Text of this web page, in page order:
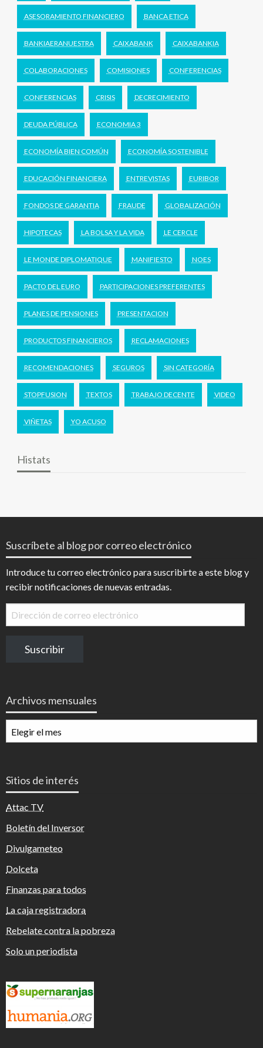
ASESORAMIENTO FINANCIERO BANCA ETICA
BANKIAERANUESTRA CAIXABANK CAIXABANKIA
COLABORACIONES COMISIONES CONFERENCIAS
CONFERENCIAS CRISIS DECRECIMIENTO
DEUDA PÚBLICA ECONOMIA 3
ECONOMÍA BIEN COMÚN ECONOMÍA SOSTENIBLE
EDUCACIÓN FINANCIERA ENTREVISTAS EURIBOR
FONDOS DE GARANTIA FRAUDE GLOBALIZACIÓN
HIPOTECAS LA BOLSA Y LA VIDA LE CERCLE
LE MONDE DIPLOMATIQUE MANIFIESTO NOES
PACTO DEL EURO PARTICIPACIONES PREFERENTES
PLANES DE PENSIONES PRESENTACION
PRODUCTOS FINANCIEROS RECLAMACIONES
RECOMENDACIONES SEGUROS SIN CATEGORÍA
STOPFUSION TEXTOS TRABAJO DECENTE VIDEO
VIÑETAS YO ACUSO
Histats
Suscríbete al blog por correo electrónico
Introduce tu correo electrónico para suscribirte a este blog y
recibir notificaciones de nuevas entradas.
Dirección
de
electrónico
Suscribir
Archivos mensuales
mensuales
Sitios de interés
Attac TV
Boletín del Inversor
Divulgameteo
Dolceta
Finanzas para todos
La caja registradora
Rebelate contra la pobreza
Solo un periodista